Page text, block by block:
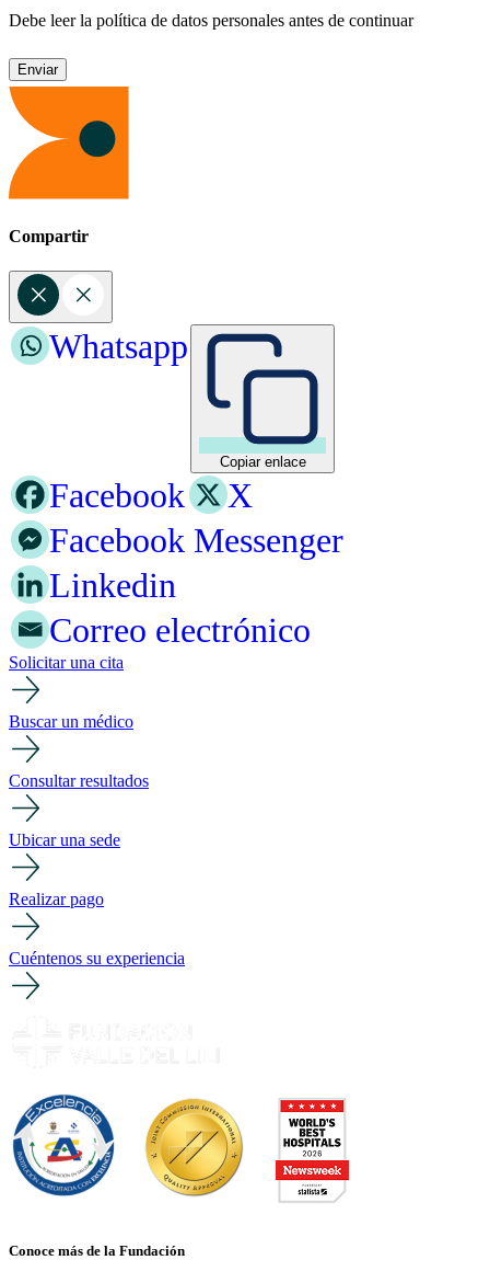
Debe leer la política de datos personales antes de continuar
Compartir
Copiar enlace
Whatsapp
Facebook
X
Facebook Messenger
Linkedin
Correo electrónico
Solicitar una cita
Buscar un médico
Consultar resultados
Ubicar una sede
Realizar pago
Cuéntenos su experiencia
Conoce más de la Fundación